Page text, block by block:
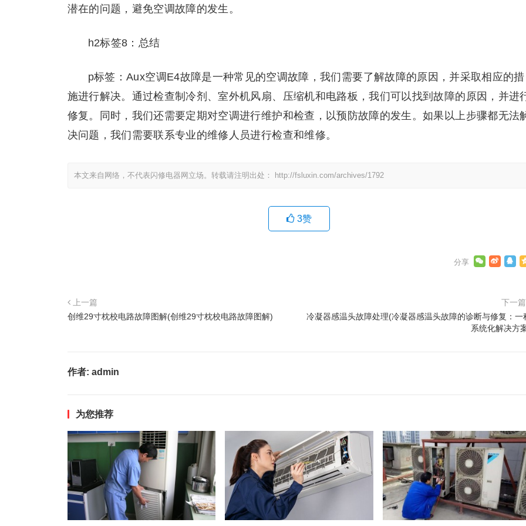
潜在的问题，避免空调故障的发生。
h2标签8：总结
p标签：Aux空调E4故障是一种常见的空调故障，我们需要了解故障的原因，并采取相应的措
施进行解决。通过检查制冷剂、室外机风扇、压缩机和电路板，我们可以找到故障的原因，并进
修复。同时，我们还需要定期对空调进行维护和检查，以预防故障的发生。如果以上步骤都无法
决问题，我们需要联系专业的维修人员进行检查和维修。
本文来自网络，不代表闪修电器网立场。转载请注明出处： http://fsluxin.com/archives/1792
3赞
上一篇
创维29寸枕校电路故障图解(创维29寸枕校电路故障图解)
下一
冷凝器感温头故障处理(冷凝器感温头故障的诊断与修复：一
系统化解决方
作者: admin
为您推荐